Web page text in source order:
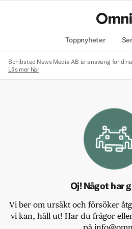
Toppnyheter
Schibsted News Media AB är ansvarig för
Läs mer här
Oj! Något har
Vi ber om ursäkt och försöker
vi kan, håll ut! Har du frågor